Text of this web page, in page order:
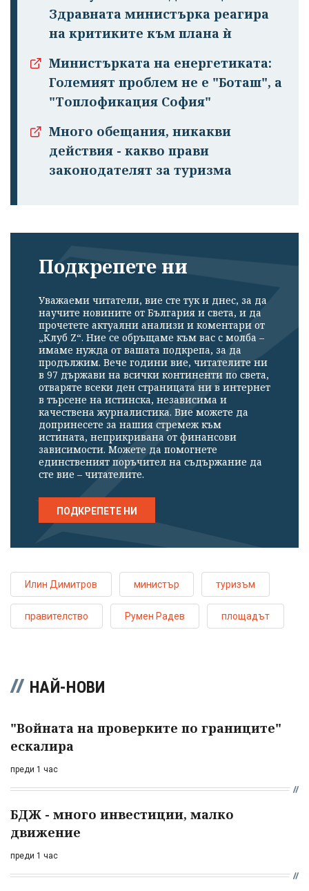
Успешно
профила си!
Здравната министърка реагира
на критиките към плана ѝ
Министърката на енергетиката:
Големият проблем не е "Боташ", а
"Топлофикация София"
Много обещания, никакви
действия - какво прави
законодателят за туризма
Подкрепете ни
Уважаеми читатели, вие сте тук и днес, за да
научите новините от България и света, и да
прочетете актуални анализи и коментари от
„Клуб Z“. Ние се обръщаме към вас с молба –
имаме нужда от вашата подкрепа, за да
продължим. Вече години вие, читателите ни
в 97 държави на всички континенти по света,
отваряте всеки ден страницата ни в интернет
в търсене на истинска, независима и
качествена журналистика. Вие можете да
допринесете за нашия стремеж към
истината, неприкривана от финансови
зависимости. Можете да помогнете
единственият поръчител на съдържание да
сте вие – читателите.
ПОДКРЕПЕТЕ НИ
Илин Димитров министър туризъм
правителство Румен Радев площадът
НАЙ-НОВИ
"Войната на проверките по границите"
ескалира
преди 1 час
БДЖ - много инвестиции, малко
движение
преди 1 час